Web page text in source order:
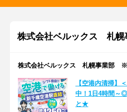
株式会社ベルックス 札幌
株式会社ベルックス 札幌事業部 ※
【空港内清掃】
中！1日4時間～
と★